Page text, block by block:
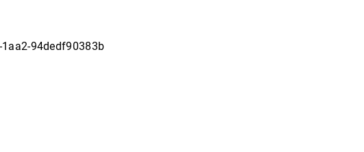
94dedf90383b